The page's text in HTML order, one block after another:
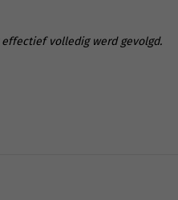
volledig werd gevolgd.